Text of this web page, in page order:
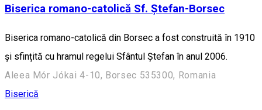
Biserica romano-catolică Sf. Ștefan-Borsec
Biserica romano-catolică din Borsec a fost construită în 1910
și sfințită cu hramul regelui Sfântul Ștefan în anul 2006.
Aleea Mór Jókai 4-10, Borsec 535300, Romania
Biserică